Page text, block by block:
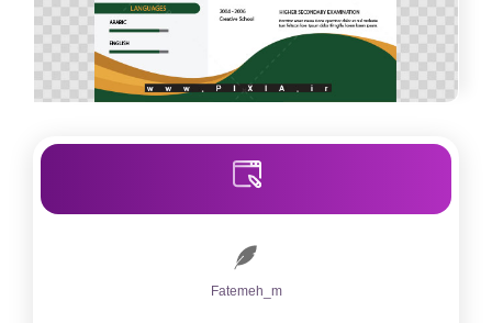
Fatemeh_m